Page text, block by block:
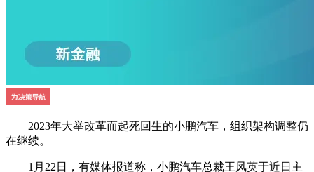
2023年大举改革而起死回生的小鹏汽车，组织架构调整仍
在继续。
1月22日，有媒体报道称，小鹏汽车总裁王凤英于近日主